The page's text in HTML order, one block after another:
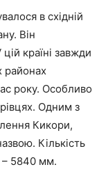
в східній
Він
країні завжди
районах
року. Особливо
Одним з
Кикори,
Кількість
– 5840 мм.